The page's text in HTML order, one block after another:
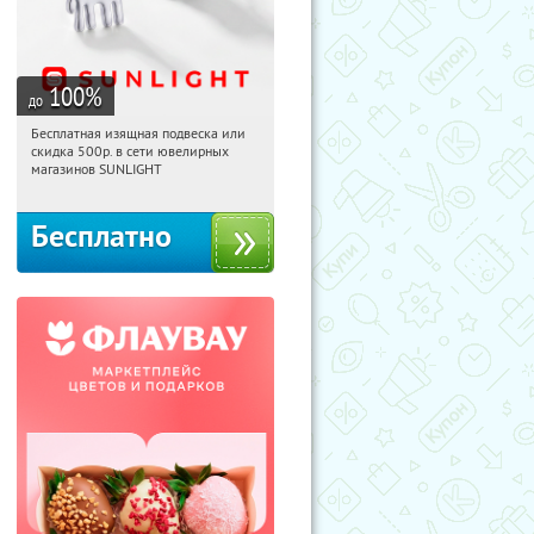
до 100%
10:41:34 Получили:
Россия
Бесплатная изящная подвеска или
скидка 500р. в сети ювелирных
магазинов SUNLIGHT
Бесплатно